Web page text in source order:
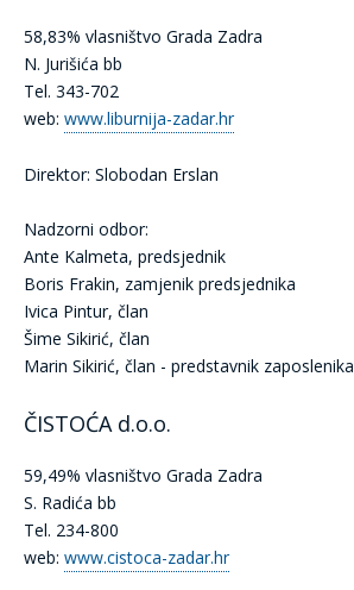
58,83% vlasništvo Grada Zadra
N. Jurišića bb
Tel. 343-702
web: www.liburnija-zadar.hr
Direktor: Slobodan Erslan
Nadzorni odbor:
Ante Kalmeta, predsjednik
Boris Frakin, zamjenik predsjednika
Ivica Pintur, član
Šime Sikirić, član
Marin Sikirić, član - predstavnik zaposlenika
ČISTOĆA d.o.o.
59,49% vlasništvo Grada Zadra
S. Radića bb
Tel. 234-800
web: www.cistoca-zadar.hr